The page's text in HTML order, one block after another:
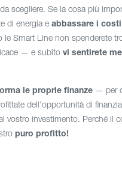
scegliere. Se la cosa più
di energia e abbassare i costi
le Smart Line non spenderete
— e subito vi sentirete
le proprie finanze— per
dell’opportunità di
vostro investimento. Perché il
puro profitto!